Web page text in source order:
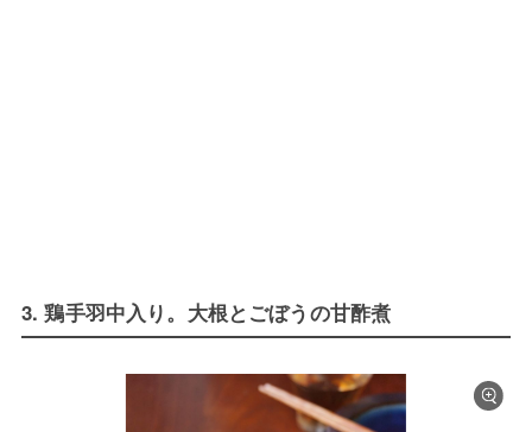
3. 鶏手羽中入り。大根とごぼうの甘酢煮